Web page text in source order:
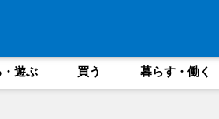
・遊ぶ 買う 暮らす・働く